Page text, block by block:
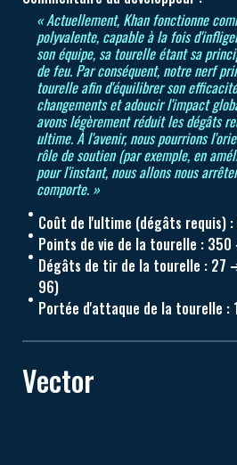
« Actuellement, Khan fonctionne
polyvalente, capable à la fois
son équipe, sa tourelle étant sa
de feu. Par conséquent, notre nerf
tourelle afin d'équilibrer son
changements et adoucir l'impact
avons légèrement réduit les dégâts
ultime. À l'avenir, nous pourrions
rôle de soutien (par exemple, en
pour l'instant, nous allons nous
comporte. »
Coût de l'ultime (dégâts requis)
Points de vie de la tourelle :
Dégâts de tir de la tourelle : 27
96)
Portée d'attaque de la tourelle :
Vector